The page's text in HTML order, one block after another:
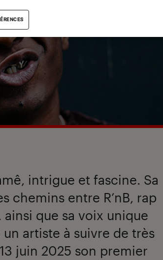
intrigue et fascine. Sa
chemins entre R’nB, rap
que sa voix unique
artiste à suivre de très
juin 2025 son premier